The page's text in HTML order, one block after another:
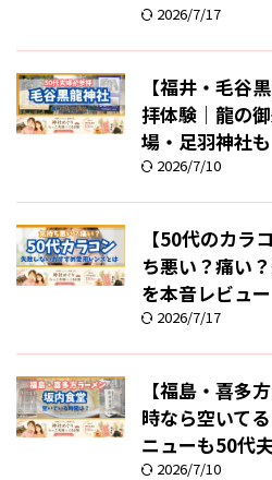
2026/7/17
【福井・毛谷
拝体験｜龍の
場・足羽神社も
2026/7/10
【50代のカラ
ち悪い？痛い
を本音レビュー
2026/7/17
【福島・喜多
時なら空いて
ニューも50代
2026/7/10